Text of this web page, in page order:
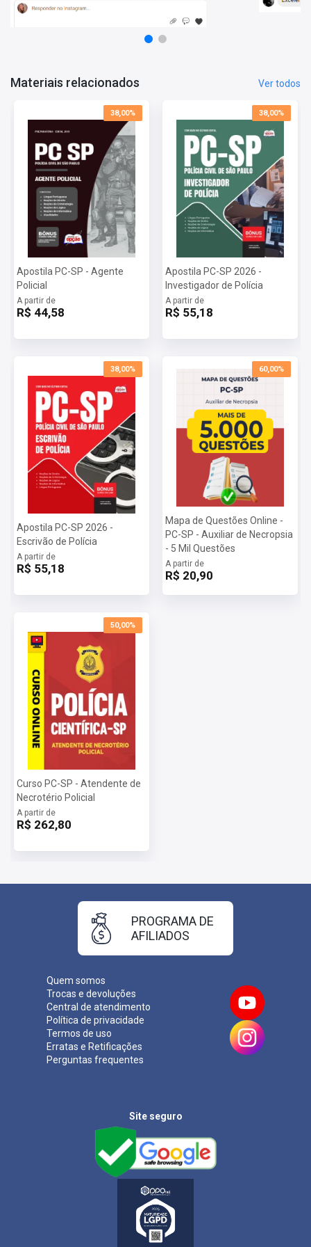
Lógica
Legislação Penal
Noções de Medicina Legal
Noções de Criminalística
Materiais relacionados Ver todos
38,00%
Apostila PC-SP - Agente
Policial
A partir de
R$ 44,58
38,00%
Apostila PC-SP 2026 -
Investigador de Polícia
A partir de
R$ 55,18
38,00%
Apostila PC-SP 2026 -
Escrivão de Polícia
A partir de
R$ 55,18
60,00%
Mapa de Questões Online -
PC-SP - Auxiliar de Necropsia
- 5 Mil Questões
A partir de
R$ 20,90
50,00%
Curso PC-SP - Atendente de
Necrotério Policial
A partir de
R$ 262,80
Quem somos
Trocas e devoluções
Central de atendimento
Política de privacidade
Termos de uso
Erratas e Retificações
Perguntas frequentes
PROGRAMA DE
AFILIADOS
Site seguro